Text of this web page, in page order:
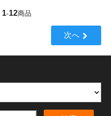
1-12商品
次へ